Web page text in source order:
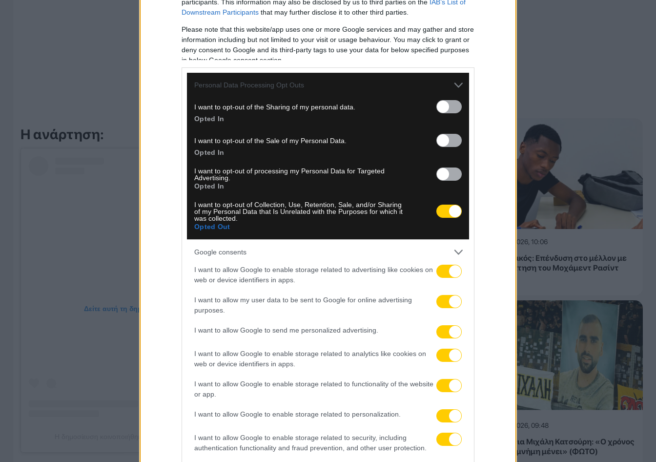
participants. This information may also be disclosed by us to third parties on the IAB’s List of
Downstream Participants that may further disclose it to other third parties.
Please note that this website/app uses one or more Google services and may gather and store
information including but not limited to your visit or usage behaviour. You may click to grant or
deny consent to Google and its third-party tags to use your data for below specified purposes
in below Google consent section.
Personal Data Processing Opt Outs
I want to opt-out of the Sharing of my personal data.
Opted In
I want to opt-out of the Sale of my Personal Data.
Opted In
I want to opt-out of processing my Personal Data for Targeted
Advertising.
Opted In
I want to opt-out of Collection, Use, Retention, Sale, and/or Sharing
of my Personal Data that Is Unrelated with the Purposes for which it
was collected.
Opted Out
Google consents
I want to allow Google to enable storage related to advertising like cookies on
web or device identifiers in apps.
I want to allow my user data to be sent to Google for online advertising
purposes.
I want to allow Google to send me personalized advertising.
I want to allow Google to enable storage related to analytics like cookies on
web or device identifiers in apps.
I want to allow Google to enable storage related to functionality of the website
or app.
I want to allow Google to enable storage related to personalization.
I want to allow Google to enable storage related to security, including
authentication functionality and fraud prevention, and other user protection.
Η ανάρτηση:
Δείτε αυτή τη δημοσίευση στο Instagram.
Η δημοσίευση κοινοποιήθηκε από το χρήστη AEK BC (@aekbc)
08.08.2026, 10:06
Λεβαδειακός: Επένδυση στο μέλλον με
την απόκτηση του Μοχάμεντ Ρασίντ
08.08.2026, 09:48
Super 3 για Μιχάλη Κατσούρη: «Ο χρόνος
περνά, η μνήμη μένει» (ΦΩΤΟ)